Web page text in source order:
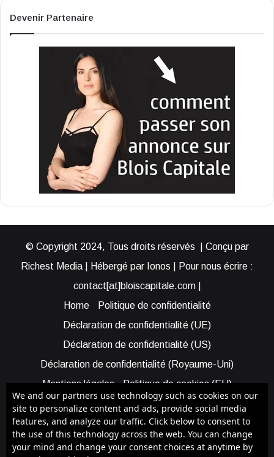
Devenir Partenaire
© Copyright 2024, Tous droits réservés | Conçu par
Richest Media | Hébergé par Ionos | Pour nous écrire :
contact[at]bloiscapitale.com |
Home
Politique de confidentialité
Déclaration de confidentialité (UE)
Déclaration de confidentialité (US)
Déclaration de confidentialité (Royaume-Uni)
Mentions légales
Politique de cookies (EU)
Cookie Policy (AUS)
Cookie Policy (US)
Qui sommes-nous ?
Participer à Blois Capitale
Bénéficier d’une assistance
We and our partners use technology such as cookies on our
site to personalize content and ads, provide social media
features, and analyze our traffic. Click below to consent to
the use of this technology across the web. You can change
your mind and change your consent choices at anytime by